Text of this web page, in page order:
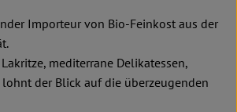
Importeur von Bio-Feinkost aus der
mediterrane Delikatessen,
der Blick auf die überzeugenden